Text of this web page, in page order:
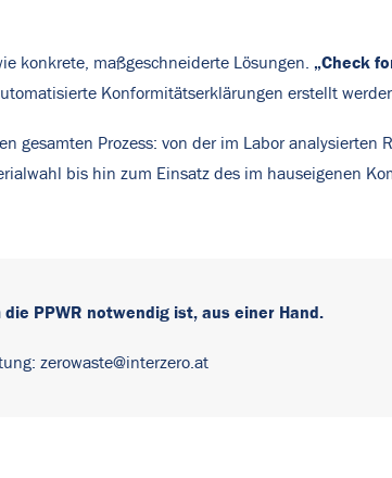
konkrete, maßgeschneiderte Lösungen. „Check
Konformitätserklärungen erstellt
gesamten Prozess: von der im Labor analysierten
bis hin zum Einsatz des im hauseigenen
PPWR notwendig ist, aus einer Hand.
zerowaste@interzero.at